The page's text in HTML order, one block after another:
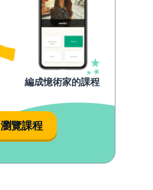
編成憶術家的課程
瀏覽課程